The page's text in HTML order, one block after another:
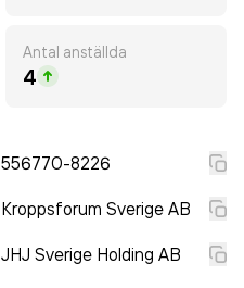
Antal anställda
4
556770-8226
Kroppsforum Sverige AB
JHJ Sverige Holding AB